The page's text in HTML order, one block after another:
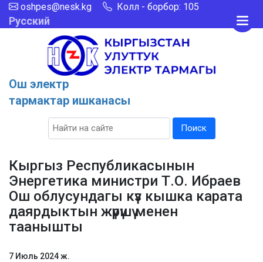
oshpes@nesk.kg Колл - борбор: 105
Русский
Ош электр
тармактар ишканасы
Поиск
Кыргыз Республикасынын
Энергетика министри Т.О. Ибраев
Ош облусундагы күз кышка карата
даярдыктын жүрүшү менен
таанышты
7 Июль 2024 ж.